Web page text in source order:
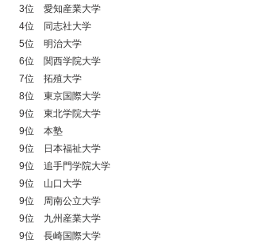
  3位　愛知産業大学
  4位　同志社大学
  5位　明治大学
  6位　関西学院大学
  7位　拓殖大学
  8位　東京国際大学
  9位　東北学院大学
  9位　本塾
  9位　日本福祉大学
  9位　追手門学院大学
  9位　山口大学
  9位　周南公立大学
  9位　九州産業大学
  9位　長崎国際大学